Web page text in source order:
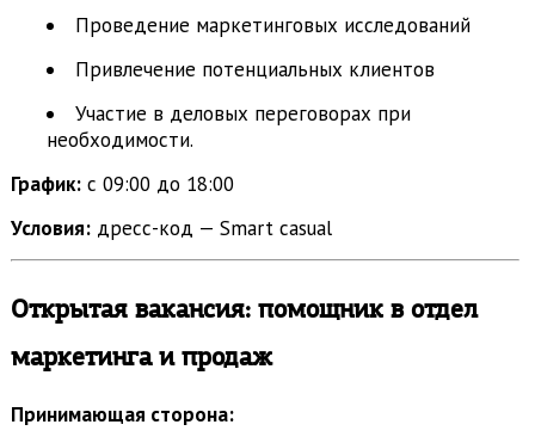
Проведение маркетинговых исследований
Привлечение потенциальных клиентов
Участие в деловых переговорах при
необходимости.
График: с 09:00 до 18:00
Условия: дресс-код — Smart casual
Открытая вакансия: помощник в отдел
маркетинга и продаж
Принимающая сторона: